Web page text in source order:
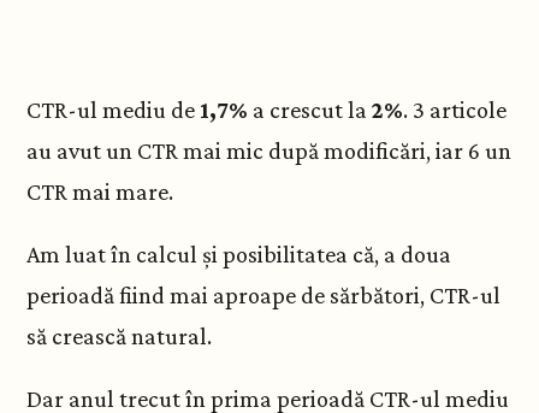
CTR-ul mediu de 1,7% a crescut la 2%. 3 articole
au avut un CTR mai mic după modificări, iar 6 un
CTR mai mare.
Am luat în calcul și posibilitatea că, a doua
perioadă fiind mai aproape de sărbători, CTR-ul
să crească natural.
Dar anul trecut în prima perioadă CTR-ul mediu